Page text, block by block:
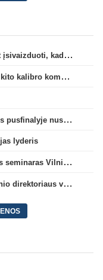
M. Capanas: „Prieš pusmetį negalėjau net įsivaizduoti, kad žaisime prieš „Hajduk“
A. Skerla prieš dvikovą su „Hajduk“: „Tai kito kalibro komanda“
Persvaros neišsaugojusi „Gintra“ atrankos pusfinalyje nusileido Škotijos čempionėms
lyderis
Pradedantiesiems teisėjams – nemokamas seminaras Vilniuje šį penktadienį
K. Rudžionis tęs LFF salės futbolo techninio direktoriaus veiklą